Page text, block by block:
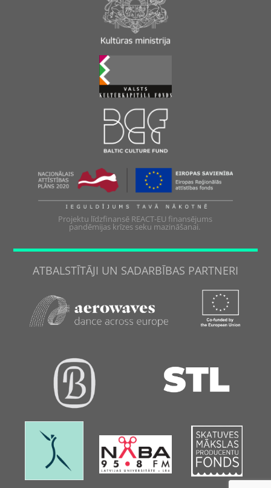
Projektu līdzfinansē REACT-EU finansējums
pandēmijas krīzes seku mazināšanai.
ATBALSTĪTĀJI UN SADARBĪBAS PARTNERI